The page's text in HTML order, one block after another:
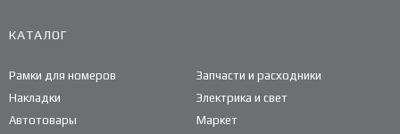
КАТАЛОГ
Рамки для номеров
Накладки
Автотовары
Запчасти и расходники
Электрика и свет
Маркет